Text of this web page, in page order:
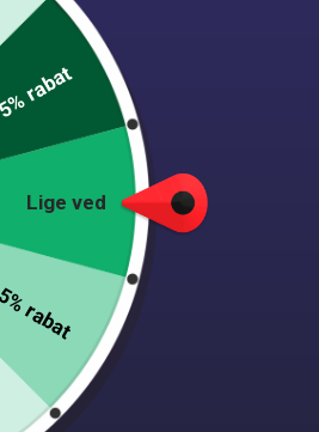
til børn
er et must-have tilbehør for enhver lille
er perfekt til rollespil,
eller bare til leg i hverdagen. Den vil
og eventyr for dit barn.
to 183 people's
Lige ved
5% rabat
rabat